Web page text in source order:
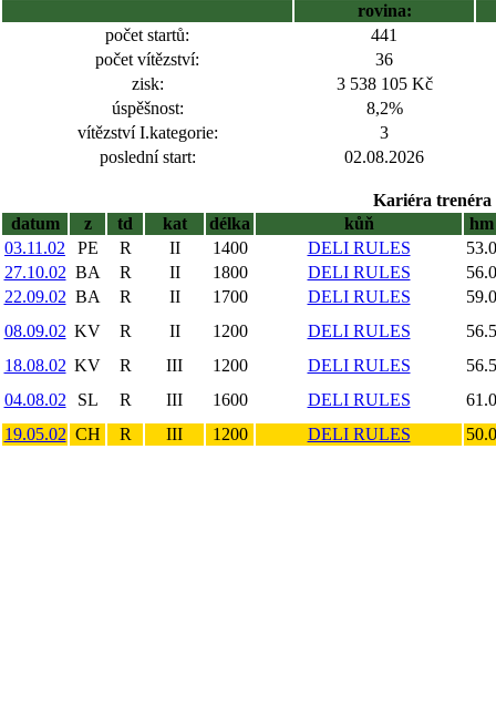
rovina:
počet startů:
441
počet vítězství:
36
zisk:
3 538 105 Kč
úspěšnost:
8,2%
vítězství I.kategorie:
3
poslední start:
02.08.2026
Kariéra trenéra
datum
z td kat délka kůň
hm
03.11.02
PE R II 1400 DELI RULES
53.0
27.10.02 BA R II 1800 DELI RULES
56.0
22.09.02 BA R II 1700 DELI RULES
59.0
08.09.02 KV R II 1200 DELI RULES
56.5
18.08.02 KV R III 1200 DELI RULES
56.5
04.08.02
SL R III 1600 DELI RULES
61.0
19.05.02 CH R III 1200 DELI RULES 50.0